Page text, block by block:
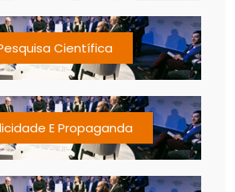
Científica
E Propaganda